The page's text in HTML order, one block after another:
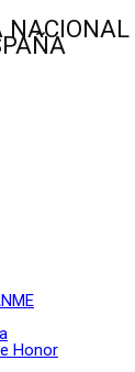
NACIONAL
Honor